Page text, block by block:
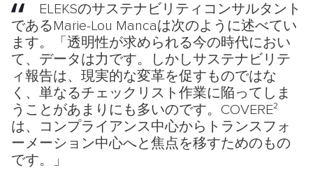
ELEKSのサステナビリティコンサルタント
であるMarie-Lou Mancaは次のように述べてい
ます。「透明性が求められる今の時代におい
て、データは力です。しかしサステナビリテ
ィ報告は、現実的な変革を促すものではな
く、単なるチェックリスト作業に陥ってしま
うことがあまりにも多いのです。COVERE²
は、コンプライアンス中心からトランスフォ
ーメーション中心へと焦点を移すためのもの
です。」